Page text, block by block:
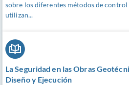
sobre los diferentes métodos de
utilizan...
La Seguridad en las Obras
Diseño y Ejecución